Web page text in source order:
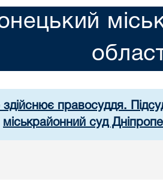
правосуддя.
міськрайонний суд